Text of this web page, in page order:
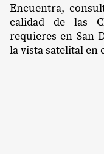
Encuentra,
calidad de las
requieres en San
la vista satelital en